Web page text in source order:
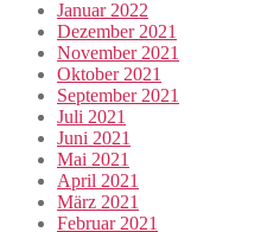
Januar 2022
Dezember 2021
November 2021
Oktober 2021
September 2021
Juli 2021
Juni 2021
Mai 2021
April 2021
März 2021
Februar 2021